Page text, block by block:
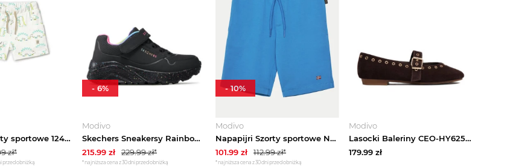
Mayoral Szorty sportowe 1244 Écru Regular Fit Kremowy
zł*
przed obniżką
Modivo
Skechers Sneakersy Rainbow Specks 310457L / BKMT Czarny
215.99 zł 229.99zł*
*najniższa cena z 30 dni przed obniżką
- 6%
Modivo
Napapijri Szorty sportowe Nalis NP0A4HK5B2W1 S Niebieski Regular Fit
101.99 zł 112.99zł*
*najniższa cena z 30 dni przed obniżką
-10%
Modivo
Lasocki Baleriny CEO-HY62517-2 Brązowy
179.99 zł